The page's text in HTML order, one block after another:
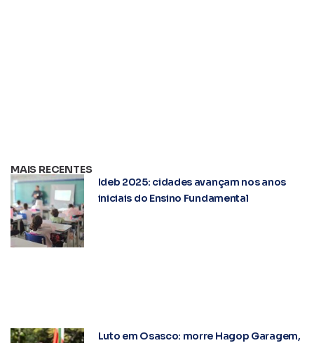
MAIS RECENTES
Ideb 2025: cidades avançam nos anos
iniciais do Ensino Fundamental
Luto em Osasco: morre Hagop Garagem,